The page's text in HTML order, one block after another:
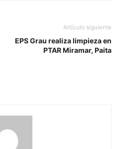
Artículo siguiente
EPS Grau realiza limpieza en
PTAR Miramar, Paita